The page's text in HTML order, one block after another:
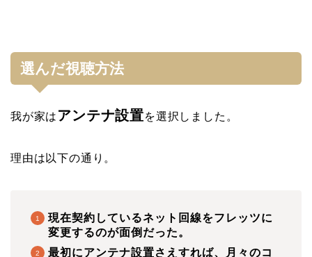
選んだ視聴方法
我が家は アンテナ設置を選択しました。
理由は以下の通り。
現在契約しているネット回線をフレッツに
変更するのが面倒だった。
最初にアンテナ設置さえすれば、月々のコ